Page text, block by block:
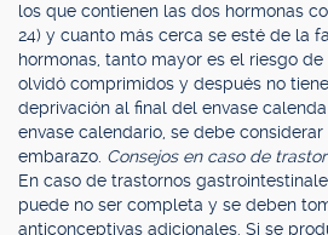
los que contienen las dos hormonas
24) y cuanto más cerca se esté de la
hormonas, tanto mayor es el riesgo
olvidó comprimidos y después no
deprivación al final del envase
envase calendario, se debe
embarazo. Consejos en caso de
En caso de trastornos
puede no ser completa y se deben
anticonceptivas adicionales. Si se